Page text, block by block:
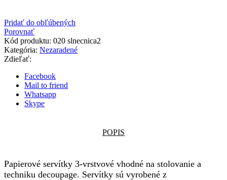
Pridať do obľúbených
Porovnať
Kód produktu: 020 slnecnica2
Kategória: Nezaradené
Zdieľať:
Facebook
Mail to friend
Whatsapp
Skype
POPIS
Papierové servítky 3-vrstvové vhodné na stolovanie a
techniku decoupage. Servítky sú vyrobené z